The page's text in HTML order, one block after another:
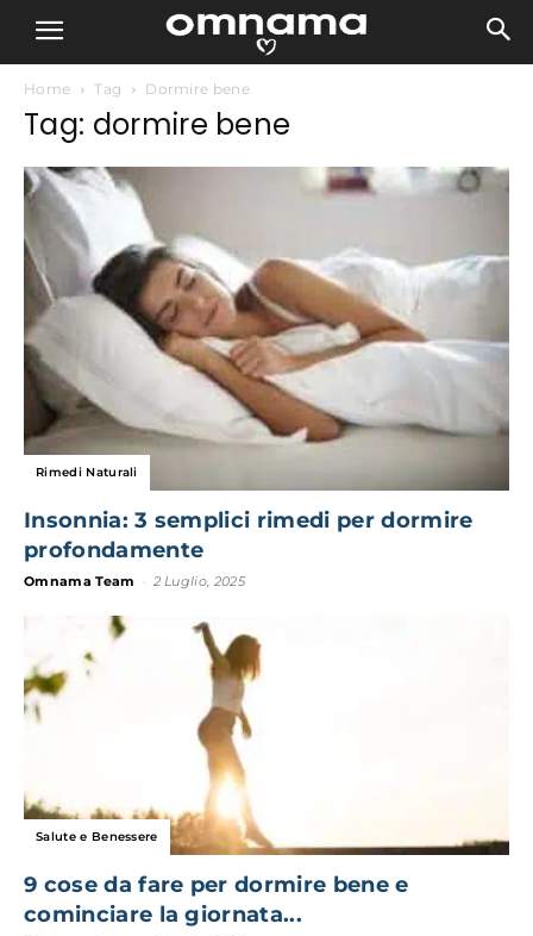
Home Tag Dormire bene
Tag: dormire bene
Rimedi Naturali
Insonnia: 3 semplici rimedi per dormire
profondamente
Omnama Team 2 Luglio, 2025
Salute e Benessere
9 cose da fare per dormire bene e
cominciare la giornata...